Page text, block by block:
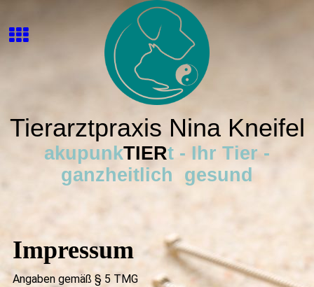
Tierarztpraxis Nina Kneifel
akupunkTIERt - Ihr Tier -
ganzheitlich gesund
Impressum
Angaben gemäß § 5 TMG